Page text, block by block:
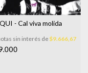
- Cal viva molida
sin interés de$9.666,67